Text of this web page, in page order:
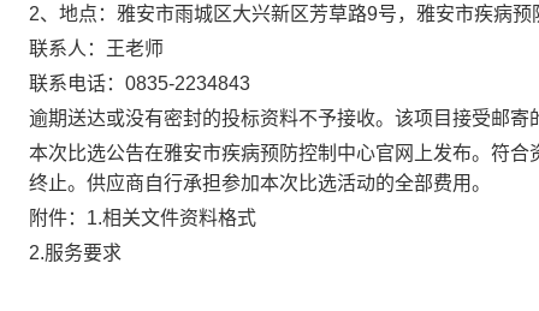
2、地点：雅安市雨城区大兴新区芳草路9号，雅安市疾病
联系人：王老师
联系电话：0835-2234843
逾期送达或没有密封的投标资料不予接收。该项目接受邮寄
本次比选公告在雅安市疾病预防控制中心官网上发布。符
终止。供应商自行承担参加本次比选活动的全部费用。
附件：1.相关文件资料格式
2.服务要求